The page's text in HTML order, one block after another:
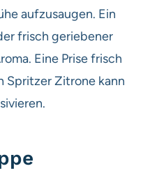
aufzusaugen. Ein
frisch geriebener
Eine Prise frisch
Spritzer Zitrone kann